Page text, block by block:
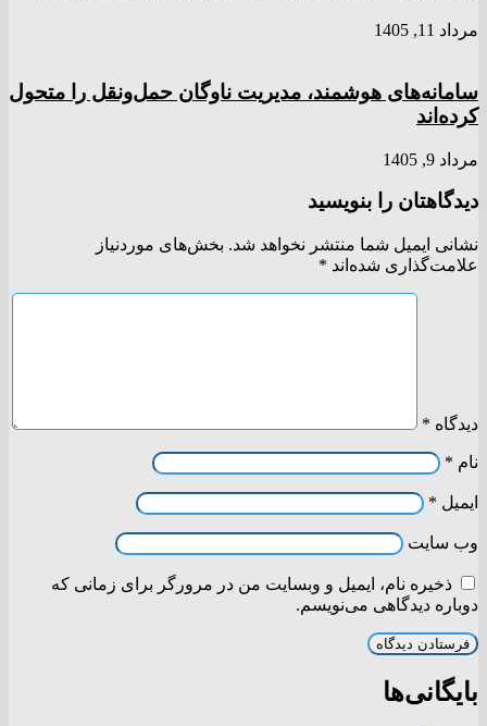
مرداد 11, 1405
سامانه‌های هوشمند، مدیریت ناوگان حمل‌ونقل را متحول
کرده‌اند
مرداد 9, 1405
دیدگاهتان را بنویسید
نشانی ایمیل شما منتشر نخواهد شد. بخش‌های موردنیاز
علامت‌گذاری شده‌اند *
دیدگاه *
نام *
ایمیل *
وب‌ سایت
ذخیره نام، ایمیل و وبسایت من در مرورگر برای زمانی که
دوباره دیدگاهی می‌نویسم.
بایگانی‌ها